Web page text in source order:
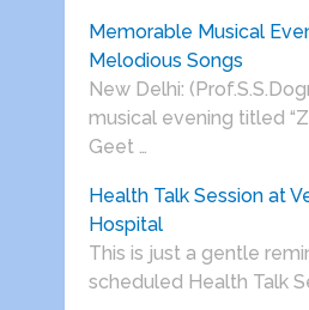
Memorable Musical
Melodious Songs
New Delhi:
musical evening titled
Geet …
Health Talk Session at
Hospital
This is just a gentle
scheduled Health Talk